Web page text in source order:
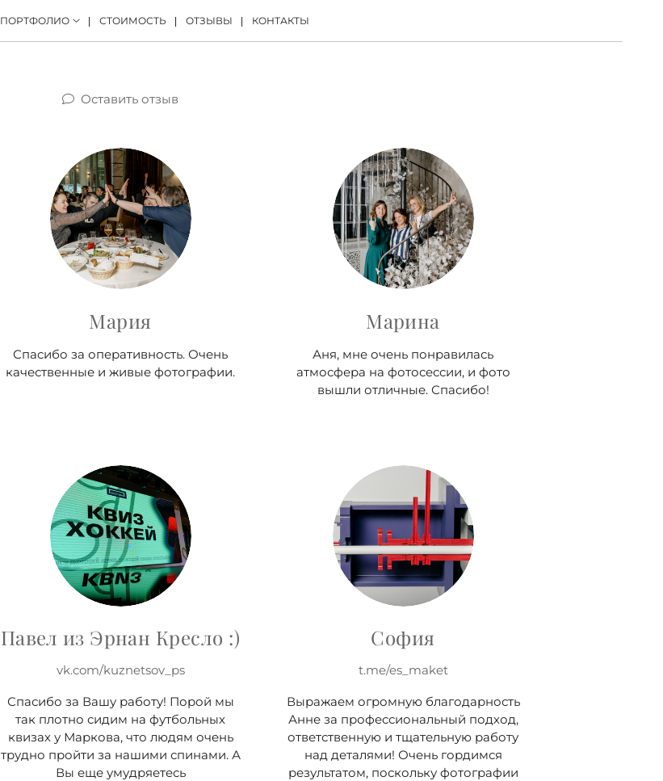
ПОРТФОЛИО СТОИМОСТЬ ОТЗЫВЫ КОНТАКТЫ
Оставить отзыв
Мария
Спасибо за оперативность. Очень
качественные и живые фотографии.
Марина
Аня, мне очень понравилась
атмосфера на фотосессии, и фото
вышли отличные. Спасибо!
Павел из Эрнан Кресло :)
vk.com/kuznetsov_ps
Спасибо за Вашу работу! Порой мы
так плотно сидим на футбольных
квизах у Маркова, что людям очень
трудно пройти за нашими спинами. А
Вы еще умудряетесь
София
t.me/es_maket
Выражаем огромную благодарность
Анне за профессиональный подход,
ответственную и тщательную работу
над деталями! Очень гордимся
результатом, поскольку фотографии